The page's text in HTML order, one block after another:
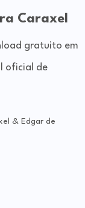
Caraxel
gratuito em
oficial de
& Edgar de